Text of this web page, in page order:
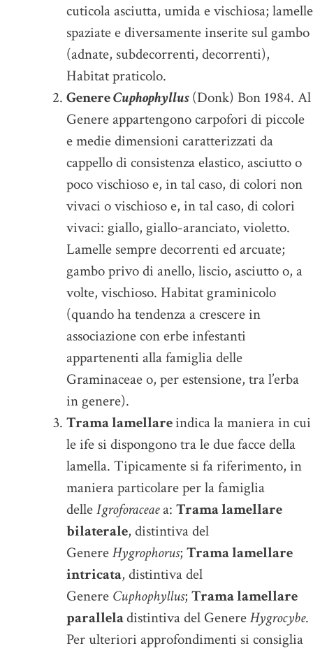
cuticola asciutta, umida e vischiosa; lamelle
spaziate e diversamente inserite sul gambo
(adnate, subdecorrenti, decorrenti),
Habitat praticolo.
GenereCuphophyllus(Donk) Bon 1984. Al
Genere appartengono carpofori di piccole
e medie dimensioni caratterizzati da
cappello di consistenza elastico, asciutto o
poco vischioso e, in tal caso, di colori non
vivaci o vischioso e, in tal caso, di colori
vivaci: giallo, giallo-aranciato, violetto.
Lamelle sempre decorrenti ed arcuate;
gambo privo di anello, liscio, asciutto o, a
volte, vischioso. Habitat graminicolo
(quando ha tendenza a crescere in
associazione con erbe infestanti
appartenenti alla famiglia delle
Graminaceae o, per estensione, tra l’erba
in genere).
Trama lamellareindica la maniera in cui
le ife si dispongono tra le due facce della
lamella. Tipicamente si fa riferimento, in
maniera particolare per la famiglia
delleIgroforaceaea: Trama lamellare
bilaterale, distintiva del
GenereHygrophorus; Trama lamellare
intricata, distintiva del
Genere Cuphophyllus; Trama lamellare
paralleladistintiva del GenereHygrocybe.
Per ulteriori approfondimenti si consiglia